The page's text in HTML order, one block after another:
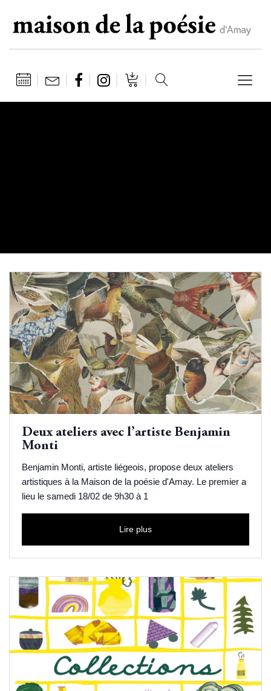
Deux ateliers avec l’artiste Benjamin
Monti
Benjamin Monti, artiste liégeois, propose deux ateliers
artistiques à la Maison de la poésie d'Amay. Le premier a
lieu le samedi 18/02 de 9h30 à 1
Lire plus